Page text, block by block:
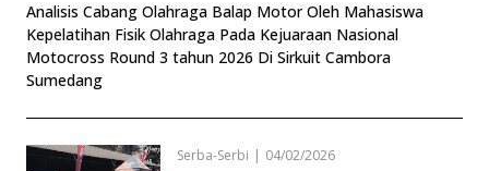
Analisis Cabang Olahraga Balap Motor Oleh Mahasiswa
Kepelatihan Fisik Olahraga Pada Kejuaraan Nasional
Motocross Round 3 tahun 2026 Di Sirkuit Cambora
Sumedang
Serba-Serbi | 04/02/2026